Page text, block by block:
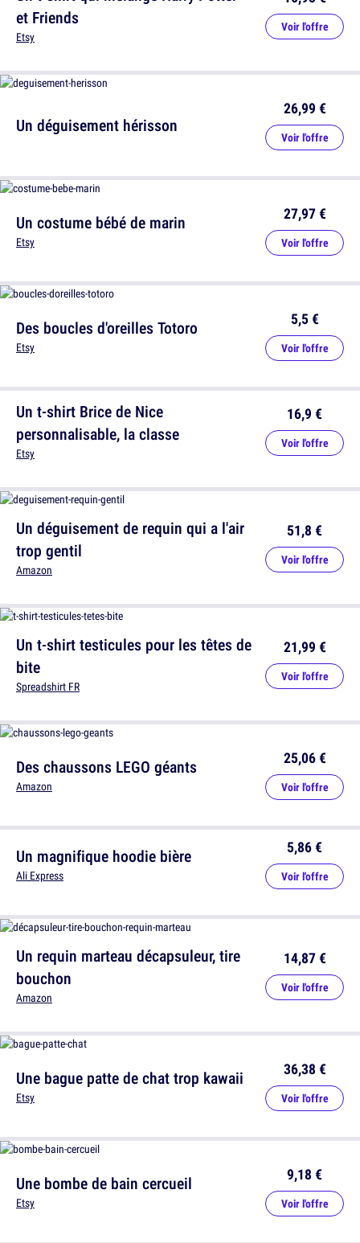
et Friends
Etsy
Voir l'offre
Un costume bébé de marin
Etsy
27,97 €
Voir l'offre
Un t-shirt Brice de Nice
personnalisable, la classe
Etsy
16,9 €
Voir l'offre
Un t-shirt testicules pour les têtes de
bite
Spreadshirt FR
21,99 €
Voir l'offre
Un magnifique hoodie bière
Ali Express
5,86 €
Voir l'offre
Une bague patte de chat trop kawaii
Etsy
36,38 €
Voir l'offre
Un déguisement hérisson
26,99 €
Voir l'offre
Des boucles d'oreilles Totoro
Etsy
5,5 €
Voir l'offre
Un déguisement de requin qui a l'air
trop gentil
Amazon
51,8 €
Voir l'offre
Des chaussons LEGO géants
Amazon
25,06 €
Voir l'offre
Un requin marteau décapsuleur, tire
bouchon
Amazon
14,87 €
Voir l'offre
Une bombe de bain cercueil
Etsy
9,18 €
Voir l'offre